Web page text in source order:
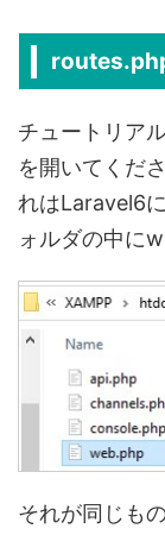
チュートリア
を開いてくだ
れはLaravel6
ォルダの中に
それが同じも